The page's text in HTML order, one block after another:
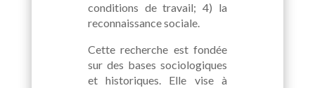
conditions de travail; 4) la
reconnaissance sociale.
Cette recherche est fondée
sur des bases sociologiques
et historiques. Elle vise à